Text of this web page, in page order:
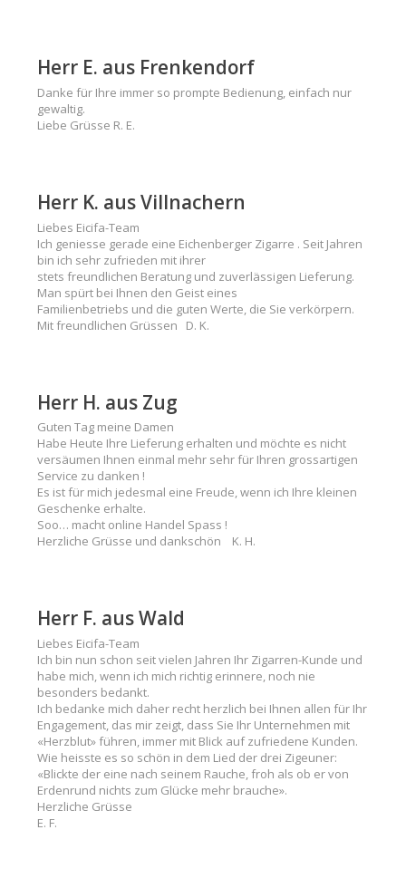
Herr E. aus Frenkendorf
Danke für Ihre immer so prompte Bedienung, einfach nur
gewaltig.
Liebe Grüsse R. E.
Herr K. aus Villnachern
Liebes Eicifa-Team
Ich geniesse gerade eine Eichenberger Zigarre . Seit Jahren
bin ich sehr zufrieden mit ihrer
stets freundlichen Beratung und zuverlässigen Lieferung.
Man spürt bei Ihnen den Geist eines
Familienbetriebs und die guten Werte, die Sie verkörpern.
Mit freundlichen Grüssen D. K.
Herr H. aus Zug
Guten Tag meine Damen
Habe Heute Ihre Lieferung erhalten und möchte es nicht
versäumen Ihnen einmal mehr sehr für Ihren grossartigen
Service zu danken !
Es ist für mich jedesmal eine Freude, wenn ich Ihre kleinen
Geschenke erhalte.
Soo… macht online Handel Spass !
Herzliche Grüsse und dankschön K. H.
Herr F. aus Wald
Liebes Eicifa-Team
Ich bin nun schon seit vielen Jahren Ihr Zigarren-Kunde und
habe mich, wenn ich mich richtig erinnere, noch nie
besonders bedankt.
Ich bedanke mich daher recht herzlich bei Ihnen allen für Ihr
Engagement, das mir zeigt, dass Sie Ihr Unternehmen mit
«Herzblut» führen, immer mit Blick auf zufriedene Kunden.
Wie heisste es so schön in dem Lied der drei Zigeuner:
«Blickte der eine nach seinem Rauche, froh als ob er von
Erdenrund nichts zum Glücke mehr brauche».
Herzliche Grüsse
E. F.